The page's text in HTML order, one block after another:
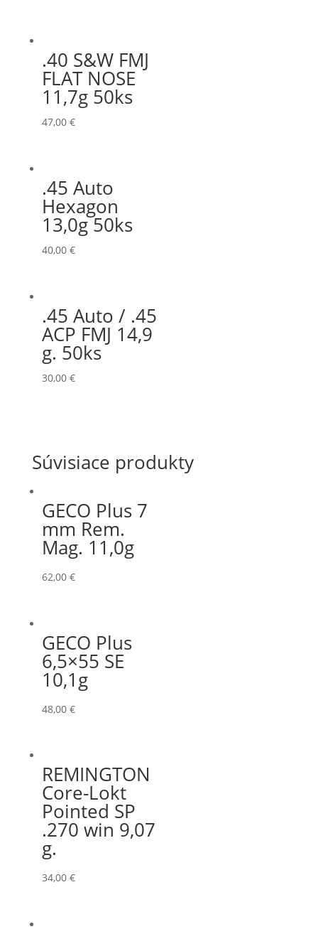
.40 S&W FMJ
FLAT NOSE
11,7g 50ks
47,00 €
.45 Auto
Hexagon
13,0g 50ks
40,00 €
.45 Auto / .45
ACP FMJ 14,9
g. 50ks
30,00 €
Súvisiace produkty
GECO Plus 7
mm Rem.
Mag. 11,0g
62,00 €
GECO Plus
6,5×55 SE
10,1g
48,00 €
REMINGTON
Core-Lokt
Pointed SP
.270 win 9,07
g.
34,00 €